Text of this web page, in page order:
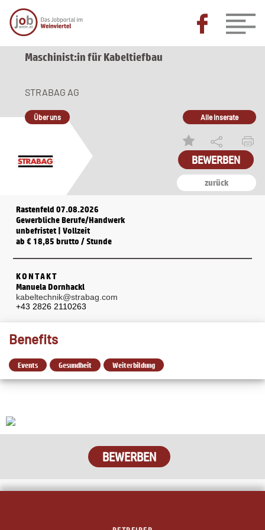
Maschinist:in für Kabeltiefbau
zurück
STRABAG AG
Über uns Alle Inserate
Rastenfeld 07.08.2026
Gewerbliche Berufe/Handwerk
unbefristet | Vollzeit
ab € 18,85 brutto / Stunde
KONTAKT
Manuela Dornhackl
kabeltechnik@strabag.com
+43 2826 2110263
Benefits
Events Gesundheit Weiterbildung